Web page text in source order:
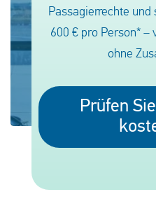
Neuigkeiten
Deutsch
Anschlussflug verpasst
EU-Fluggastrechte
Mein EUclaim
Passagierrechte und
600 € pro Person* –
ohne
Prüfen